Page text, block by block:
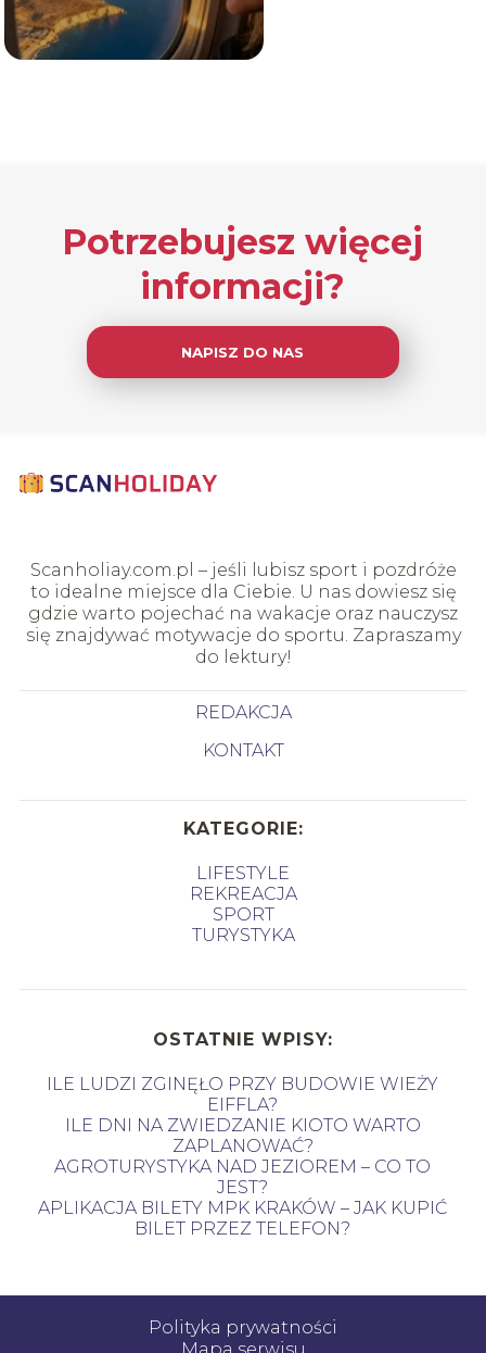
Potrzebujesz więcej
informacji?
NAPISZ DO NAS
Scanholiay.com.pl – jeśli lubisz sport i pozdróże
to idealne miejsce dla Ciebie. U nas dowiesz się
gdzie warto pojechać na wakacje oraz nauczysz
się znajdywać motywacje do sportu. Zapraszamy
do lektury!
REDAKCJA
KONTAKT
KATEGORIE:
LIFESTYLE
REKREACJA
SPORT
TURYSTYKA
OSTATNIE WPISY:
ILE LUDZI ZGINĘŁO PRZY BUDOWIE WIEŻY
EIFFLA?
ILE DNI NA ZWIEDZANIE KIOTO WARTO
ZAPLANOWAĆ?
AGROTURYSTYKA NAD JEZIOREM – CO TO
JEST?
APLIKACJA BILETY MPK KRAKÓW – JAK KUPIĆ
BILET PRZEZ TELEFON?
Polityka prywatności